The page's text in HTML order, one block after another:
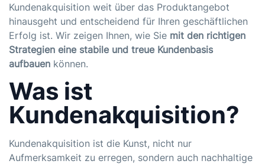
Kundenakquisition weit über das Produktangebot
hinausgeht und entscheidend für Ihren geschäftlichen
Erfolg ist. Wir zeigen Ihnen, wie Sie mit den richtigen
Strategien eine stabile und treue Kundenbasis
aufbauen können.
Was ist
Kundenakquisition?
Kundenakquisition ist die Kunst, nicht nur
Aufmerksamkeit zu erregen, sondern auch nachhaltige